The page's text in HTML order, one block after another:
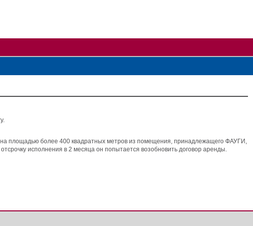
площадью более 400 квадратных метров из помещения, принадлежащего ФАУГИ,
исполнения в 2 месяца он попытается возобновить договор аренды.